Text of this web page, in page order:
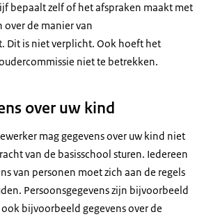
bepaalt zelf of het afspraken maakt met
de manier van
Dit is niet verplicht. Ook hoeft het
niet te betrekken.
over uw kind
mag gegevens over uw kind niet
van de basisschool sturen. Iedereen
van personen moet zich aan de regels
Persoonsgegevens zijn bijvoorbeeld
bijvoorbeeld gegevens over de